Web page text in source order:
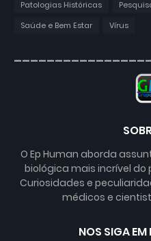
Patologias Históricas
Saúde e Bem Estar
Vírus
O Ep Human aborda
biológica mais incrível do
Curiosidades e
médicos e
NOS SIGA EM